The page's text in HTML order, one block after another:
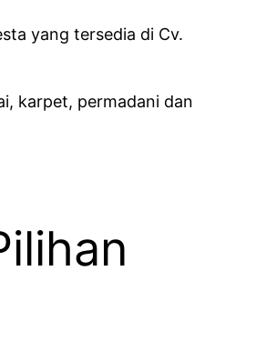
yang tersedia di Cv.
karpet, permadani dan